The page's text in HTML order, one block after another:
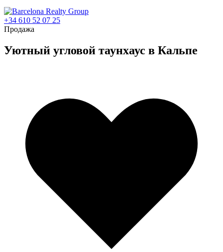
+34 610 52 07 25
Продажа
Уютный угловой таунхаус в Кальпе